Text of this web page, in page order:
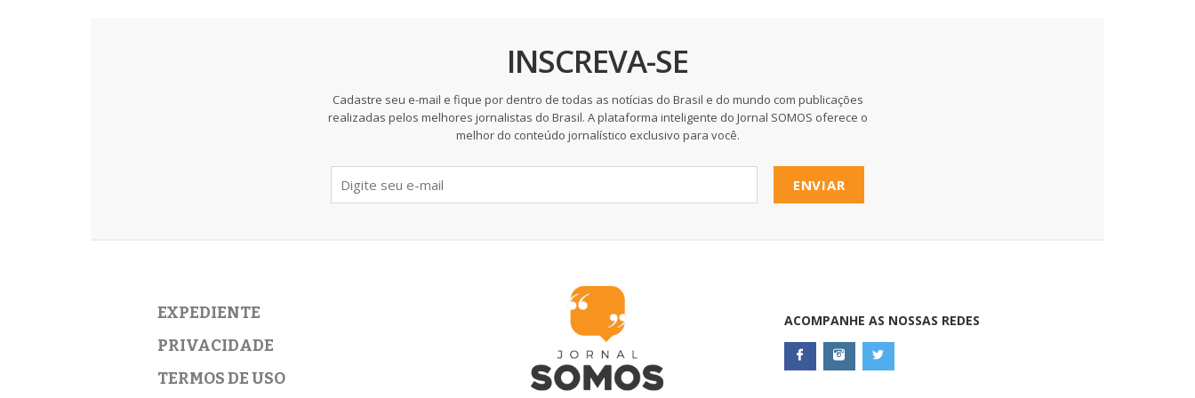
INSCREVA-SE
Cadastre seu e-mail e fique por dentro de todas as notícias do Brasil e do mundo com publicações
realizadas pelos melhores jornalistas do Brasil. A plataforma inteligente do Jornal SOMOS oferece o
melhor do conteúdo jornalístico exclusivo para você.
ENVIAR
EXPEDIENTE
PRIVACIDADE
TERMOS DE USO
ACOMPANHE AS NOSSAS REDES